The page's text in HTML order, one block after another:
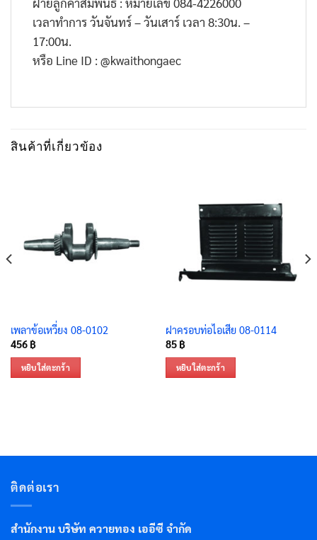
เวลาทำการ วันจันทร์ – วันเสาร์ เวลา 8:30น. –
17:00น.
หรือ Line ID : @kwaithongaec
สินค้าที่เกี่ยวข้อง
เพลาข้อเหวี่ยง 08-0102
456 ฿
หยิบใส่ตะกร้า
ฝาครอบท่อไอเสีย 08-0114
85 ฿
หยิบใส่ตะกร้า
ติดต่อเรา
สำนักงาน บริษัท ควายทอง เออีซี จำกัด